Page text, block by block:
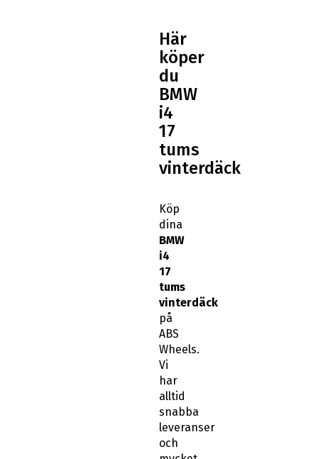
Här
köper
du
BMW
i4
17
tums
vinterdäck
Köp
dina
BMW
i4
17
tums
vinterdäck
på
ABS
Wheels.
Vi
har
alltid
snabba
leveranser
och